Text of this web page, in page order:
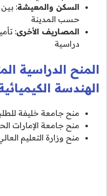
السكن والمعيشة
حسب المدينة
المصاريف الأخرى:
دراسية
المنح الدراسية
الهندسة
منح جامعة خليفة
منح جامعة الإمارات
منح وزارة التعليم